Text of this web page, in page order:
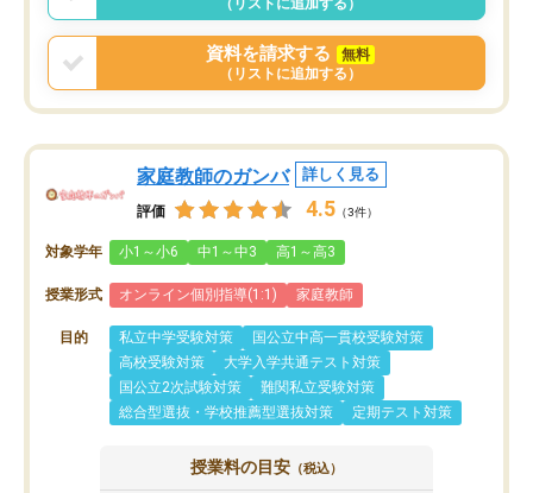
資料を請求する
無料
（リストに追加する）
家庭教師のガンバ 詳しく見る
評価 4.5 （3件）
対象学年 小1～小6 中1～中3 高1～高3
授業形式 オンライン個別指導(1:1) 家庭教師
目的 私立中学受験対策
国公立中高一貫校受験対策
高校受験対策
大学入学共通テスト対策
国公立2次試験対策
難関私立受験対策
総合型選抜・学校推薦型選抜対策
定期テスト対策
授業料の目安 （税込）